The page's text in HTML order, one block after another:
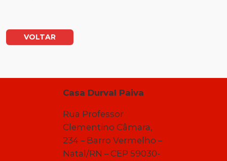
VOLTAR
Casa Durval Paiva
Rua Professor
Clementino Câmara,
234 – Barro Vermelho –
Natal/RN – CEP 59030-